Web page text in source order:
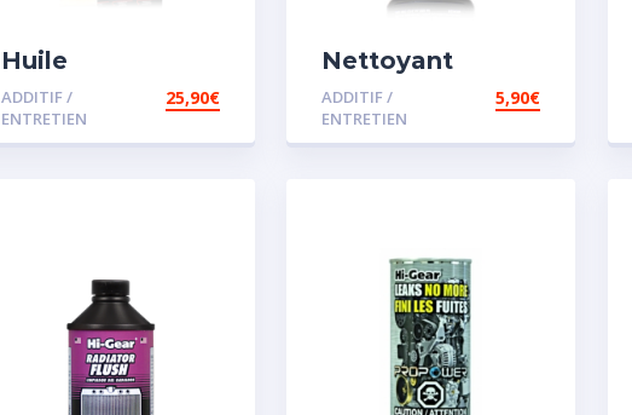
Huile
Remétallisant
Moteur SMT2
ADDITIF /
ENTRETIEN
25,90€
Nettoyant
injecteur diesel
ADDITIF /
ENTRETIEN
5,90€